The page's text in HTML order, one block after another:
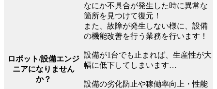
ロボット/設備エンジ
ニアになりません
か？
なにか不具合が発生した時に異常な
箇所を見つけて復元！
また、故障が発生しない様に、設備
の機能改善を行う業務を行います！
設備が1台でも止まれば、生産性が大
幅に低下してしまいます…
設備の劣化防止や稼働率向上・性能